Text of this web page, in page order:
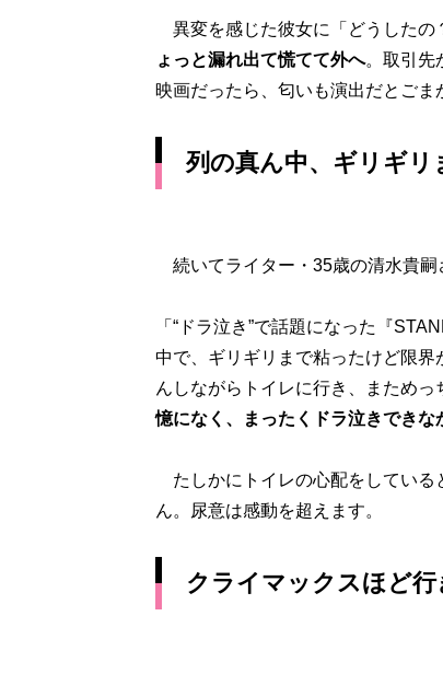
異変を感じた彼女に「どうしたの
ょっと漏れ出て慌てて外へ。取引先
映画だったら、匂いも演出だとご
列の真ん中、ギリギ
続いてライター・35歳の清水貴嗣
「“ドラ泣き”で話題になった『
中で、ギリギリまで粘ったけど限
んしながらトイレに行き、まため
憶になく、まったくドラ泣きできな
たしかにトイレの心配をしている
ん。尿意は感動を超えます。
クライマックスほど行